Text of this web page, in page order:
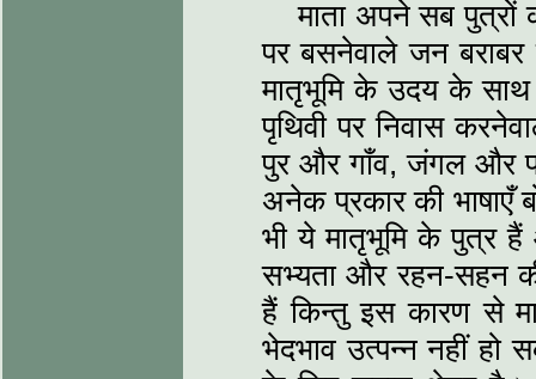
माता अपने सब पुत्रों
पर बसनेवाले जन
मातृभूमि के उदय के
पृथिवी पर निवास
पुर और गाँव, जंगल और
अनेक प्रकार की भाषाएँ
भी ये मातृभूमि के पुत्र
सभ्यता और रहन-सहन
हैं किन्तु इस कारण से
भेदभाव उत्पन्न नहीं हो